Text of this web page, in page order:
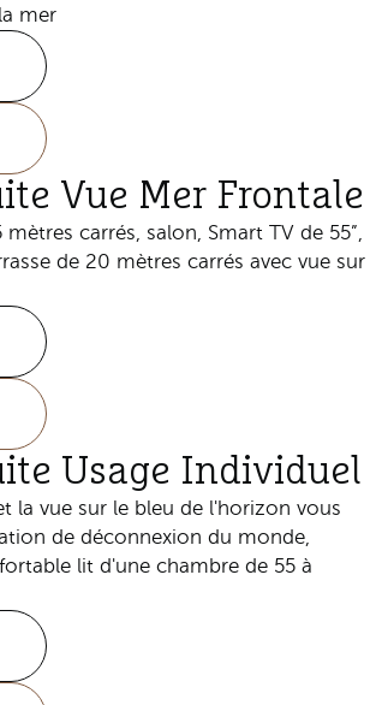
mer
Vue Mer Frontale
mètres carrés, salon, Smart TV de 55”,
de 20 mètres carrés avec vue sur
Usage Individuel
la vue sur le bleu de l'horizon vous
de déconnexion du monde,
lit d'une chambre de 55 à